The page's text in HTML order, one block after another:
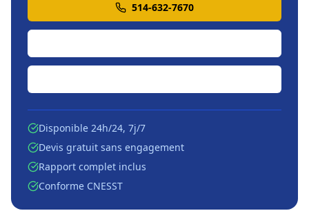
514-632-7670
Disponible 24h/24, 7j/7
Devis gratuit sans engagement
Rapport complet inclus
Conforme CNESST